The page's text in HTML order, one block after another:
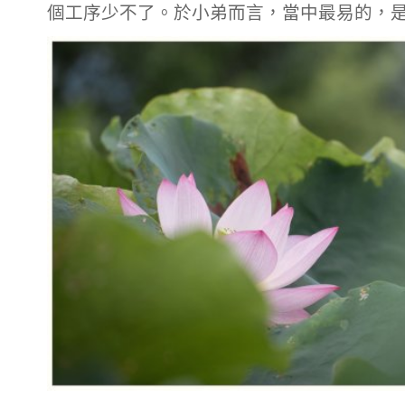
個工序少不了。於小弟而言，當中最易的，